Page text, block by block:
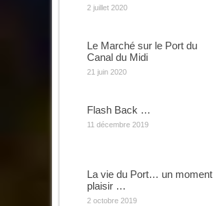
2 juillet 2020
Le Marché sur le Port du
Canal du Midi
21 juin 2020
Flash Back …
11 décembre 2019
La vie du Port… un moment
plaisir …
2 octobre 2019